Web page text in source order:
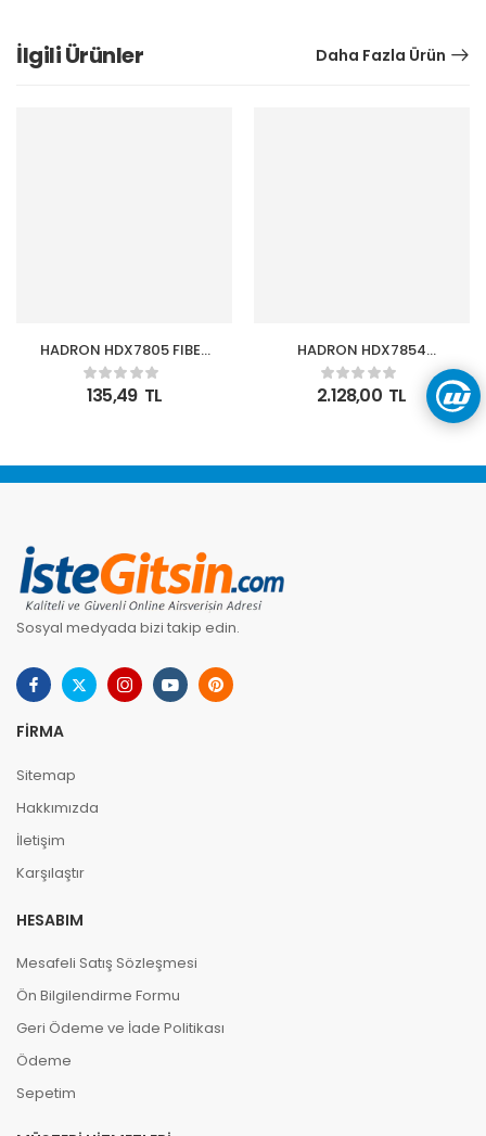
İlgili Ürünler Daha Fazla Ürün
HADRON HDX7805 FIBER
OPTICAL KABLO PVC
1.5M SİYAH
135,49 TL
HADRON HDX7854
TYPE-C HDTV COMBO
TYPE-C + HDMI 4K 30Hz
+ 4-USB3.0 + VGA +
2.128,00 TL
Sosyal medyada bizi takip edin.
FIRMA
Sitemap
Hakkımızda
İletişim
Karşılaştır
HESABIM
Mesafeli Satış Sözleşmesi
Ön Bilgilendirme Formu
Geri Ödeme ve İade Politikası
Ödeme
Sepetim